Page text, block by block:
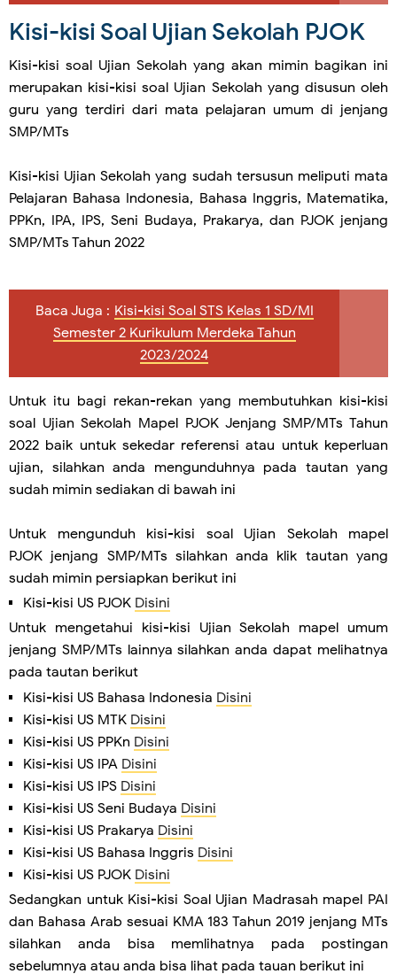
Kisi-kisi Soal Ujian Sekolah PJOK
Kisi-kisi soal Ujian Sekolah yang akan mimin bagikan ini
merupakan kisi-kisi soal Ujian Sekolah yang disusun oleh
guru yang terdiri dari mata pelajaran umum di jenjang
SMP/MTs
Kisi-kisi Ujian Sekolah yang sudah tersusun meliputi mata
Pelajaran Bahasa Indonesia, Bahasa Inggris, Matematika,
PPKn, IPA, IPS, Seni Budaya, Prakarya, dan PJOK jenjang
SMP/MTs Tahun 2022
Baca Juga : Kisi-kisi Soal STS Kelas 1 SD/MI
Semester 2 Kurikulum Merdeka Tahun
2023/2024
Untuk itu bagi rekan-rekan yang membutuhkan kisi-kisi
soal Ujian Sekolah Mapel PJOK Jenjang SMP/MTs Tahun
2022 baik untuk sekedar referensi atau untuk keperluan
ujian, silahkan anda mengunduhnya pada tautan yang
sudah mimin sediakan di bawah ini
Untuk mengunduh kisi-kisi soal Ujian Sekolah mapel
PJOK jenjang SMP/MTs silahkan anda klik tautan yang
sudah mimin persiapkan berikut ini
Kisi-kisi US PJOK Disini
Untuk mengetahui kisi-kisi Ujian Sekolah mapel umum
jenjang SMP/MTs lainnya silahkan anda dapat melihatnya
pada tautan berikut
Kisi-kisi US Bahasa Indonesia Disini
Kisi-kisi US MTK Disini
Kisi-kisi US PPKn Disini
Kisi-kisi US IPA Disini
Kisi-kisi US IPS Disini
Kisi-kisi US Seni Budaya Disini
Kisi-kisi US Prakarya Disini
Kisi-kisi US Bahasa Inggris Disini
Kisi-kisi US PJOK Disini
Sedangkan untuk Kisi-kisi Soal Ujian Madrasah mapel PAI
dan Bahasa Arab sesuai KMA 183 Tahun 2019 jenjang MTs
silahkan anda bisa memlihatnya pada postingan
sebelumnya atau anda bisa lihat pada tauan berikut ini